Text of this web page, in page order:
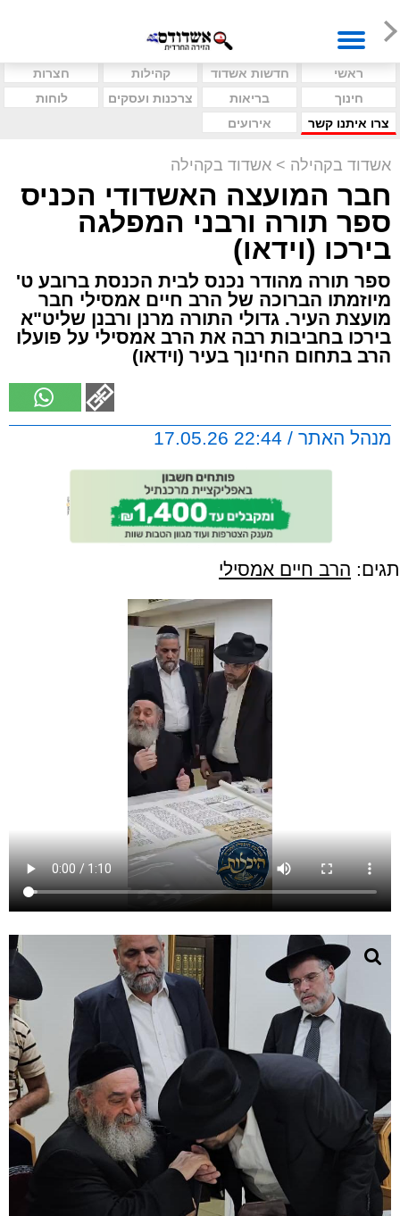
ראשי חדשות אשדוד קהילות
חצרות
חינוך
בריאות צרכנות ועסקים
לוחות
צרו איתנו קשר
אירועים
אשדוד בקהילה > אשדוד בקהילה
חבר המועצה האשדודי הכניס
ספר תורה ורבני המפלגה
בירכו (וידאו)
ספר תורה מהודר נכנס לבית הכנסת ברובע ט'
מיוזמתו הברוכה של הרב חיים אמסילי חבר
מועצת העיר. גדולי התורה מרנן ורבנן שליט"א
בירכו בחביבות רבה את הרב אמסילי על פועלו
הרב בתחום החינוך בעיר (וידאו)
מנהל האתר / 22:44 17.05.26
תגים: הרב חיים אמסילי